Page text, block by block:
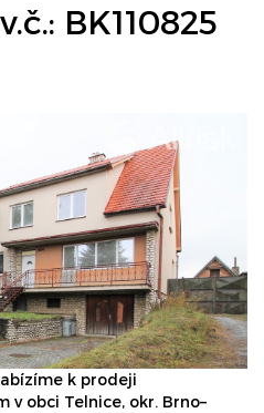
BK110825
k prodeji
v obci Telnice, okr. Brno–